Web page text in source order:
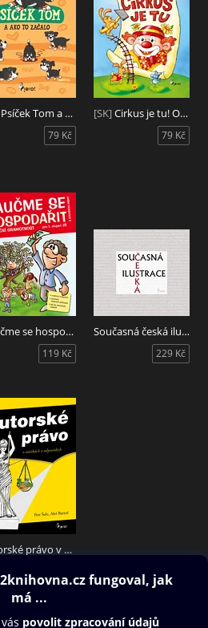
Tom a ako to začalo- obrázkové čítanie
79 Kč
[SK]Cirkus je tu! Obrázkové čítanie
79 Kč
Naučme se hospodařit
119 Kč
Současná česká ilustrace
229 Kč
Autorské právo v otázkách a odpovědích